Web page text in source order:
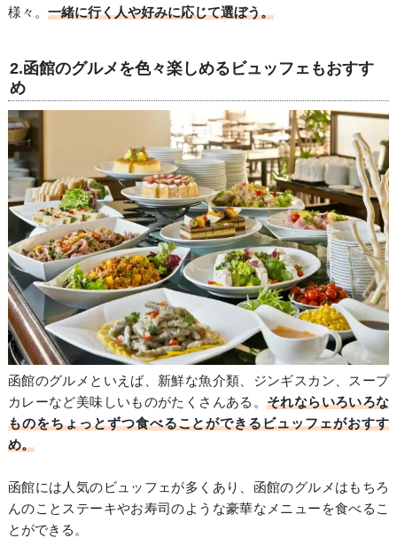
様々。 一緒に行く人や好みに応じて選ぼう。
2.函館のグルメを色々楽しめるビュッフェもおすす
め
函館のグルメといえば、新鮮な魚介類、ジンギスカン、スープ
カレーなど美味しいものがたくさんある。それならいろいろな
ものをちょっとずつ食べることができるビュッフェがおすす
め。
函館には人気のビュッフェが多くあり、函館のグルメはもちろ
んのことステーキやお寿司のような豪華なメニューを食べるこ
とができる。